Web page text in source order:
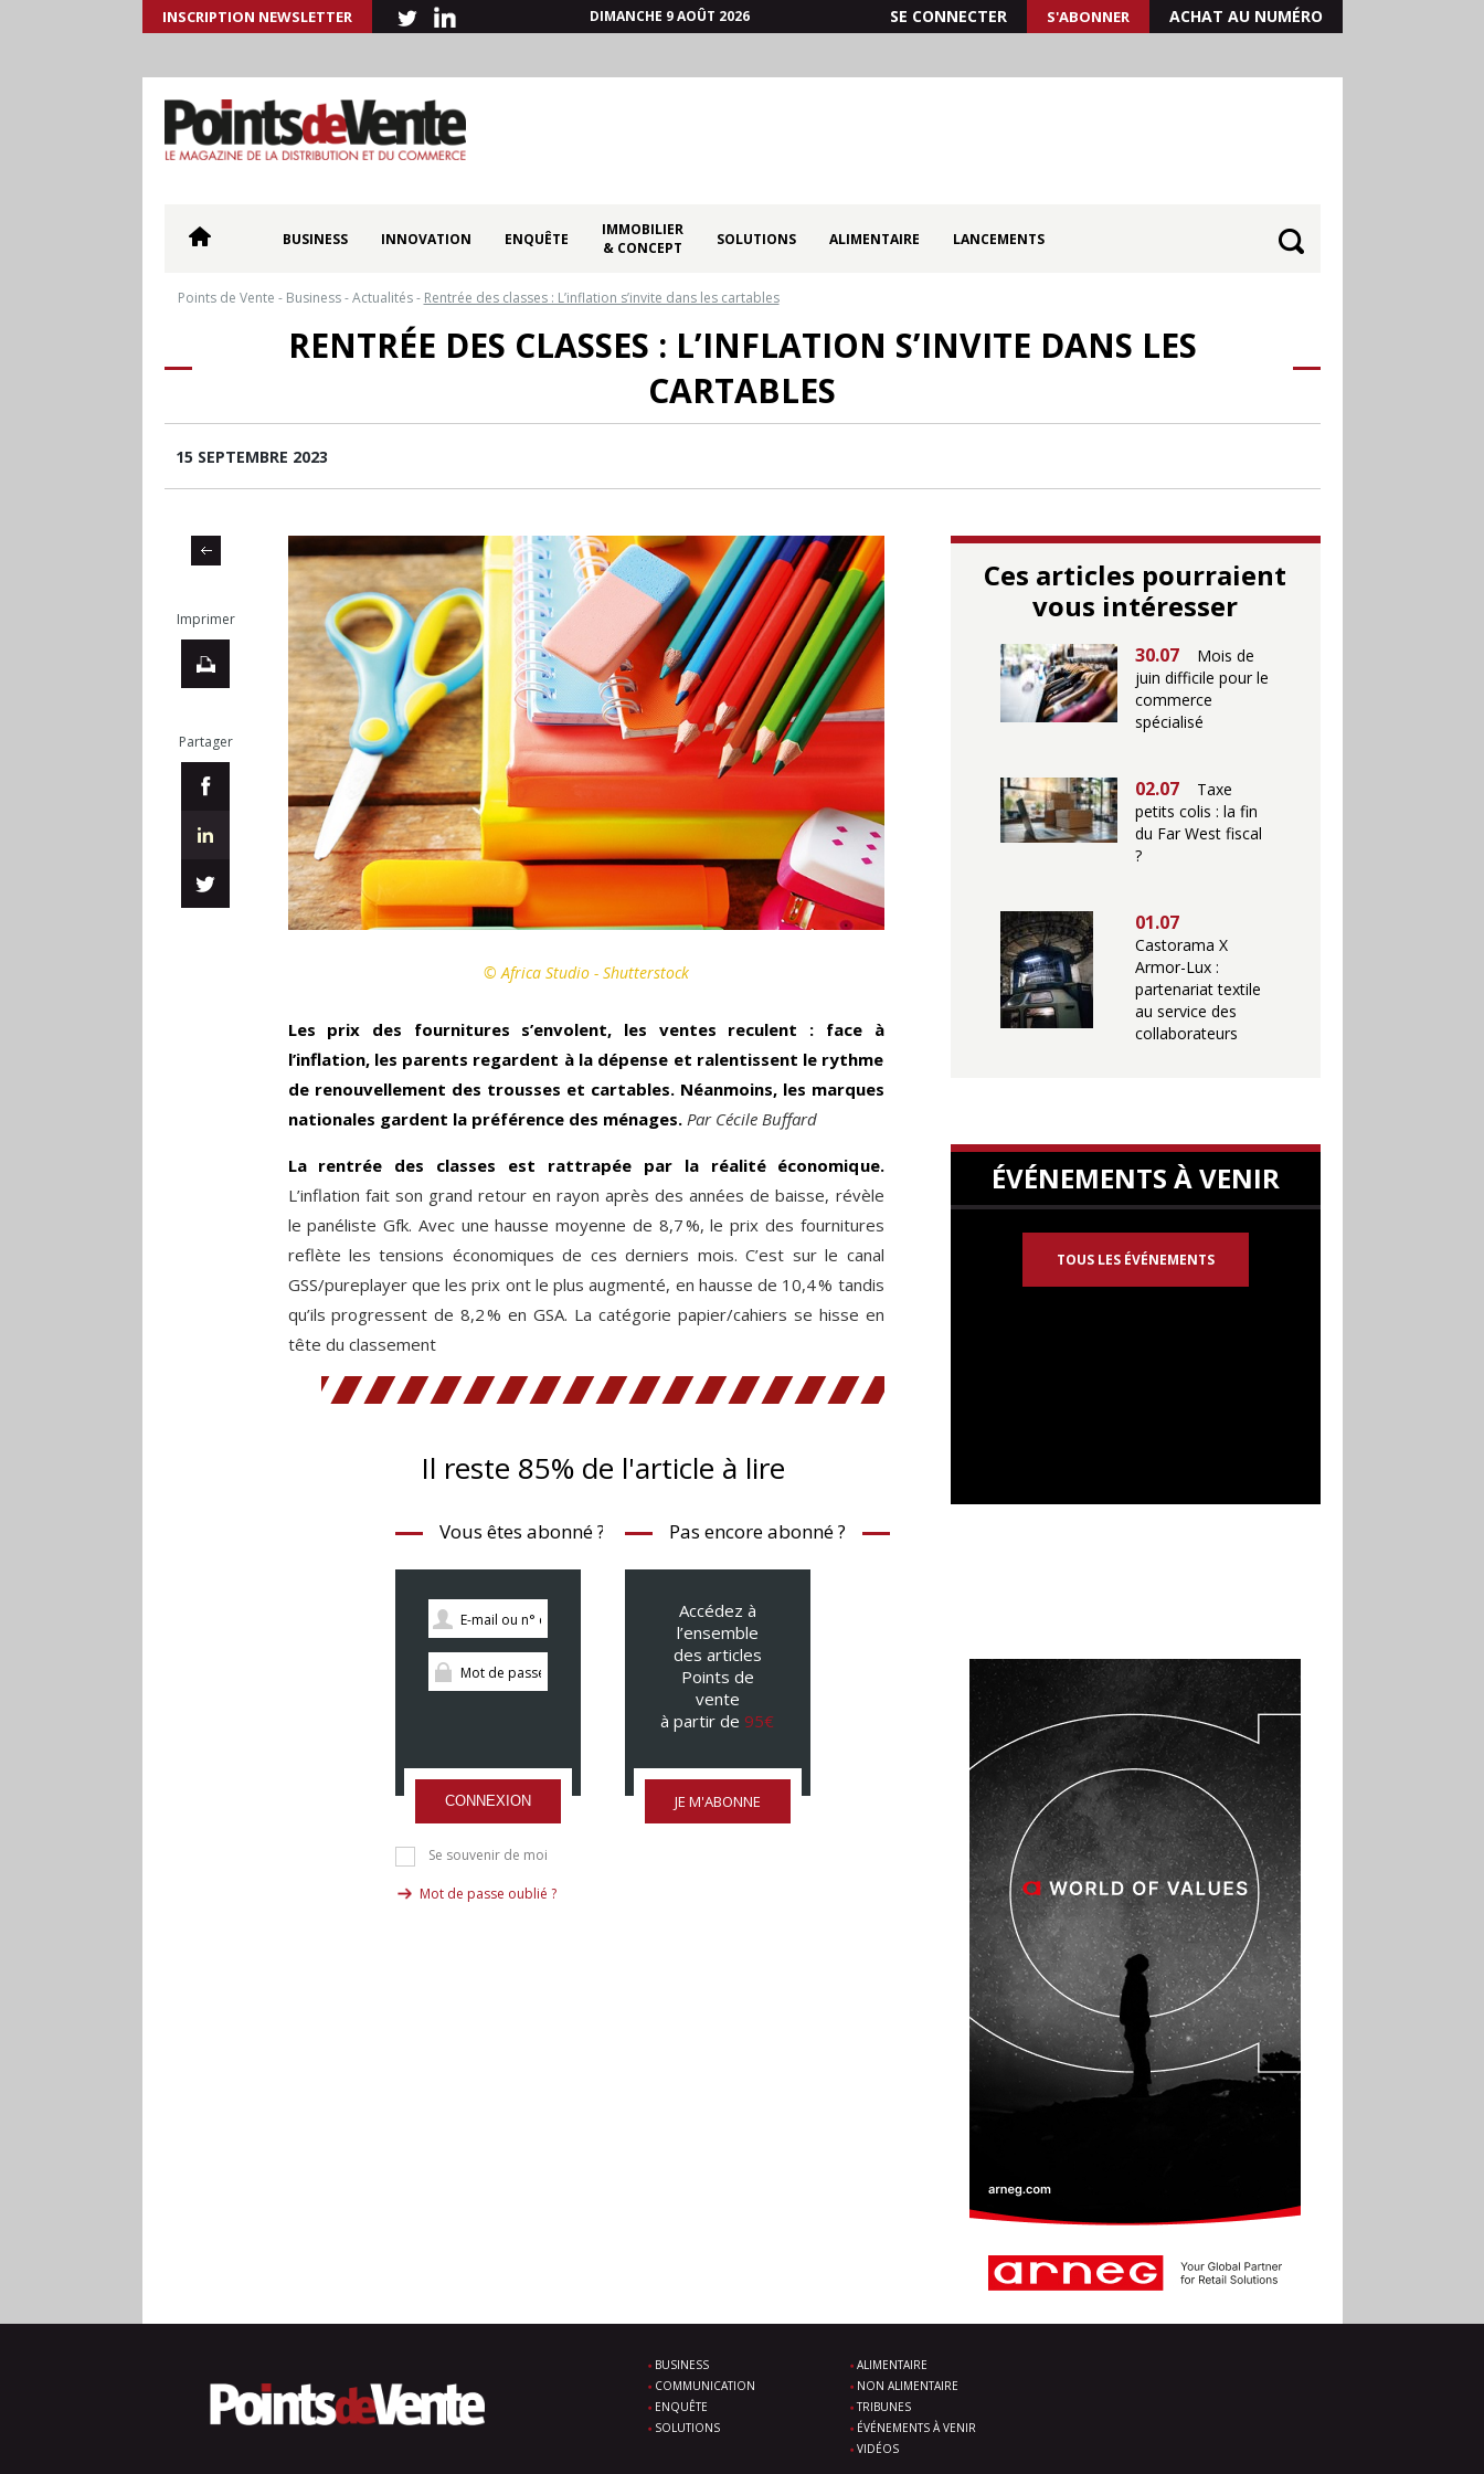
INSCRIPTION NEWSLETTER DIMANCHE 9 AOÛT 2026 SE CONNECTER S'ABONNER ACHAT AU NUMÉRO
BUSINESS INNOVATION ENQUÊTE
IMMOBILIER
& CONCEPT
SOLUTIONS ALIMENTAIRE LANCEMENTS
Points de Vente - Business-Actualités- Rentrée des classes : L’inflation s’invite dans les cartables
RENTRÉE DES CLASSES : L’INFLATION S’INVITE DANS LES
CARTABLES
15 SEPTEMBRE 2023
Imprimer
Partager
© Africa Studio - Shutterstock
Les prix des fournitures s’envolent, les ventes reculent : face à
l’inflation, les parents regardent à la dépense et ralentissent le rythme
de renouvellement des trousses et cartables. Néanmoins, les marques
nationales gardent la préférence des ménages. Par Cécile Buffard
La rentrée des classes est rattrapée par la réalité économique.
L’inflation fait son grand retour en rayon après des années de baisse, révèle
le panéliste Gfk. Avec une hausse moyenne de 8,7 %, le prix des fournitures
reflète les tensions économiques de ces derniers mois. C’est sur le canal
GSS/pureplayer que les prix ont le plus augmenté, en hausse de 10,4 % tandis
qu’ils progressent de 8,2 % en GSA. La catégorie papier/cahiers se hisse en
tête du classement
Il reste 85% de l'article à lire
Vous êtes abonné ?
CONNEXION
Se souvenir de moi
Mot de passe oublié ?
Pas encore abonné ?
Accédez à
l’ensemble
des articles
Points de
vente
à partir de 95€
JE M'ABONNE
Ces articles pourraient
vous intéresser
30.07
Mois de
juin difficile pour le
commerce
spécialisé
02.07
Taxe
petits colis : la fin
du Far West fiscal
?
01.07
Castorama X
Armor-Lux :
partenariat textile
au service des
collaborateurs
ÉVÉNEMENTS À VENIR
TOUS LES ÉVÉNEMENTS
BUSINESS
COMMUNICATION
ENQUÊTE
SOLUTIONS
ALIMENTAIRE
NON ALIMENTAIRE
TRIBUNES
ÉVÉNEMENTS À VENIR
VIDÉOS